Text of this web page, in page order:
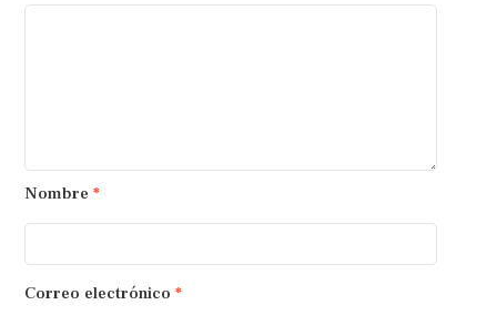
Nombre *
Correo electrónico *